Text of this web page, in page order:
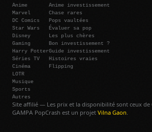
Anime
Marvel
DC Comics
Star Wars
Disney
Gaming
Harry Potter
Séries TV
Cinéma
LOTR
Musique
Sports
Autres
Anime investissement
Chase rares
Pops vaultées
Évaluer sa pop
Les plus chères
Bon investissement ?
Guide investissement
Histoires vraies
Flipping
Site affilié — Les prix et la disponibilité sont ceux de
GAMPA PopCrash est un projet Vilna Gaon.